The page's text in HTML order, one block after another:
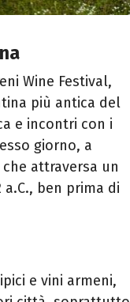
Wine Festival,
più antica del
e incontri con i
giorno, a
attraversa un
ben prima di
e vini armeni,